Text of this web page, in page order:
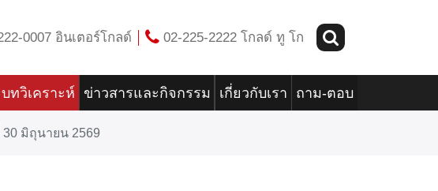
0007 อินเตอร์โกลด์ 02-225-2222 โกลด์ ทู โก
ทวิเคราะห์ ข่าวสารและกิจกรรม เกี่ยวกับเรา ถาม-ตอบ
มิถุนายน 2569